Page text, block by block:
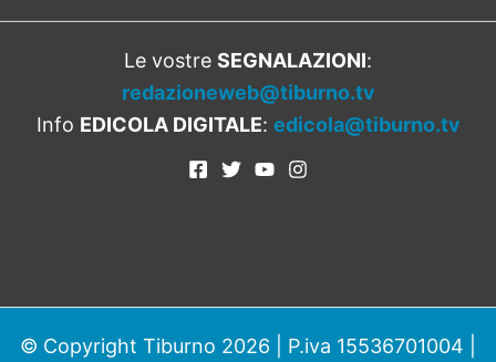
Le vostre SEGNALAZIONI:
redazioneweb@tiburno.tv
Info EDICOLA DIGITALE: edicola@tiburno.tv
© Copyright Tiburno 2026 | P.iva 15536701004 |